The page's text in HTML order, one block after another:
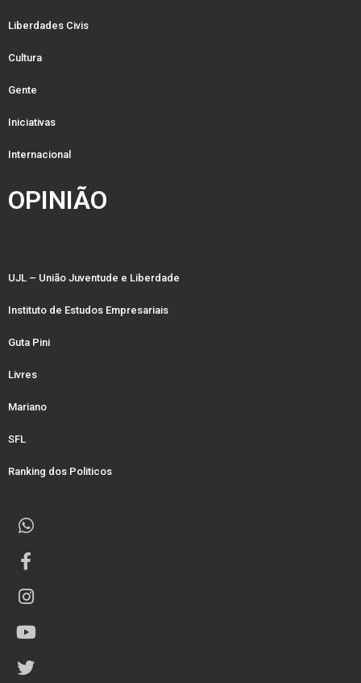
Liberdades Civis
Cultura
Gente
Iniciativas
Internacional
OPINIÃO
UJL – União Juventude e Liberdade
Instituto de Estudos Empresariais
Guta Pini
Livres
Mariano
SFL
Ranking dos Politicos